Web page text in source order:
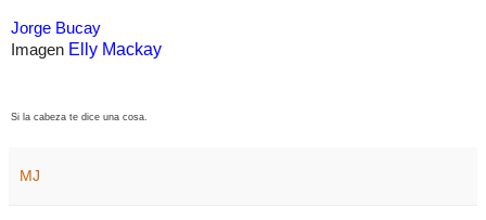
Jorge Bucay
Imagen Elly Mackay
Si la cabeza te dice una cosa.
MJ